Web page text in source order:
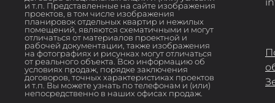
и т.п. Представленные на сайте изображения
проектов, в том числе изображения
планировок отдельных квартир и нежилых
помещений, являются схематичными и могут
отличаться от материалов проектной и
рабочей документации, также изображения
на фотографиях и рисунках могут отличаться
от реального объекта. Всю информацию об
условиях продаж, порядке заключения
договоров, точных характеристиках проектов
и т.п. Вы можете узнать по телефонам и (или)
непосредственно в наших офисах продаж.